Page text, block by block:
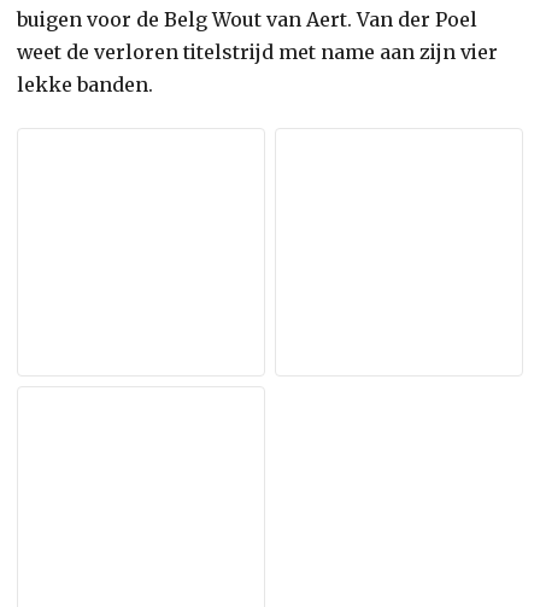
buigen voor de Belg Wout van Aert. Van der Poel
weet de verloren titelstrijd met name aan zijn vier
lekke banden.